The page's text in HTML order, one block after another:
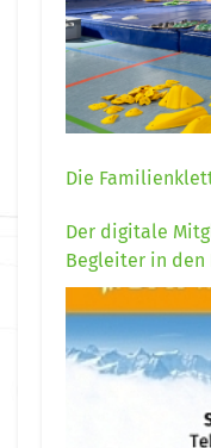
Die
Der digitale
Begleiter in den